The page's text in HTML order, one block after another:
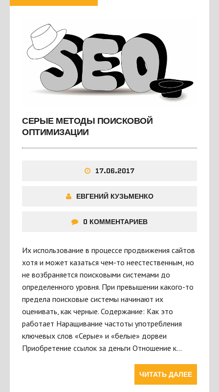
СЕРЫЕ МЕТОДЫ ПОИСКОВОЙ
ОПТИМИЗАЦИИ
17.06.2017
ЕВГЕНИЙ КУЗЬМЕНКО
0 КОММЕНТАРИЕВ
Их использование в процессе продвижения сайтов
хотя и может казаться чем-то неестественным, но
не возбраняется поисковыми системами до
определенного уровня. При превышении какого-то
предела поисковые системы начинают их
оценивать, как черные. Содержание: Как это
работает Наращивание частоты употребления
ключевых слов «Серые» и «белые» дорвеи
Приобретение ссылок за деньги Отношение к…
ЧИТАТЬ ДАЛЕЕ